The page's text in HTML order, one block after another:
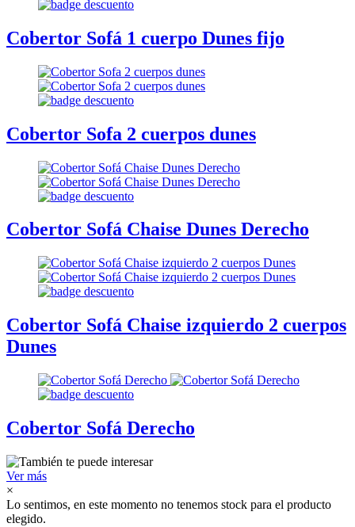
Cobertor Sofá 1 cuerpo Dunes fijo
Cobertor Sofa 2 cuerpos dunes
Cobertor Sofá Chaise Dunes Derecho
Cobertor Sofá Chaise izquierdo 2 cuerpos
Dunes
Cobertor Sofá Derecho
Ver más
×
Lo sentimos, en este momento no tenemos stock para el producto
elegido.